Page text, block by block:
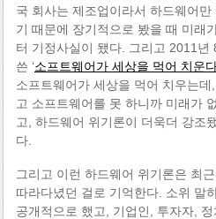
국 회사는 제조업이라서 하드웨어
기 때문에 장기적으로 봤을 때 미래
터 기정사실이 됐다. 그리고 2011년
쓴 ‘소프트웨어가 세상을 먹어 치운
소프트웨어가 세상을 먹어 치우는
고 소프트웨어를 못 하니까 미래가
고, 하드웨어 위기론이 더욱더 강조
다.
그리고 이런 하드웨어 위기론은 최
따라다녔던 걸로 기억한다. 소위 말
공개적으로 했고, 기업인, 투자자,